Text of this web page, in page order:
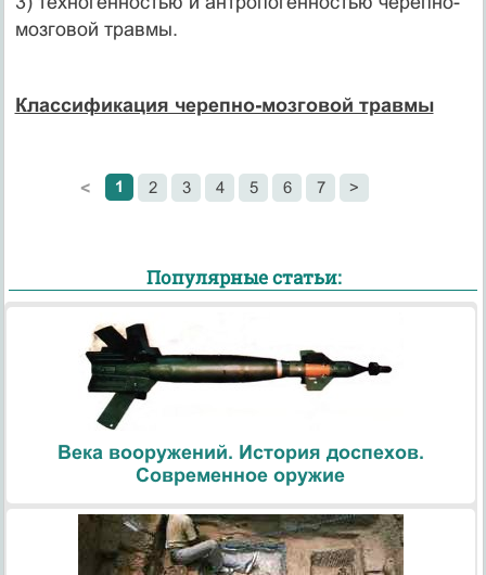
мозговой травмы.
Классификация черепно-мозговой травмы
< 1 2 3 4 5 6 7 >
Популярные статьи:
Века вооружений. История доспехов.
Современное оружие